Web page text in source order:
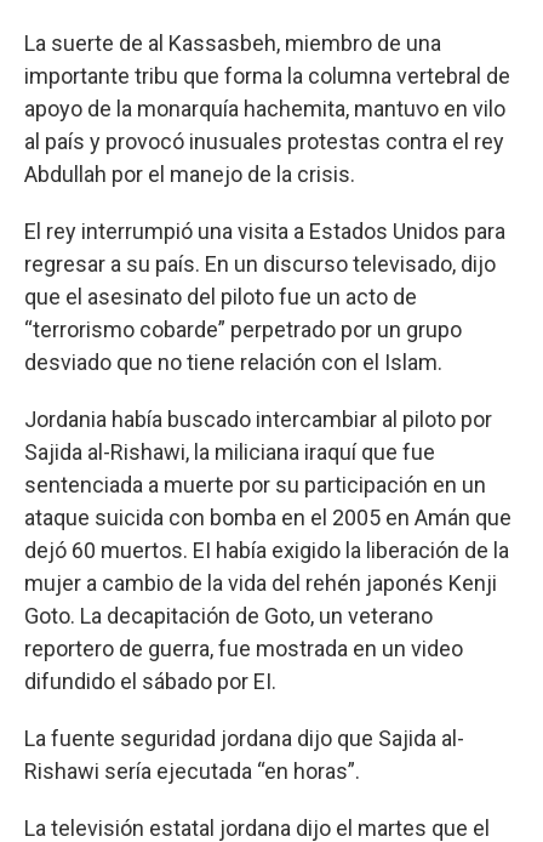
La suerte de al Kassasbeh, miembro de una
importante tribu que forma la columna vertebral de
apoyo de la monarquía hachemita, mantuvo en vilo
al país y provocó inusuales protestas contra el rey
Abdullah por el manejo de la crisis.
El rey interrumpió una visita a Estados Unidos para
regresar a su país. En un discurso televisado, dijo
que el asesinato del piloto fue un acto de
“terrorismo cobarde” perpetrado por un grupo
desviado que no tiene relación con el Islam.
Jordania había buscado intercambiar al piloto por
Sajida al-Rishawi, la miliciana iraquí que fue
sentenciada a muerte por su participación en un
ataque suicida con bomba en el 2005 en Amán que
dejó 60 muertos. EI había exigido la liberación de la
mujer a cambio de la vida del rehén japonés Kenji
Goto. La decapitación de Goto, un veterano
reportero de guerra, fue mostrada en un video
difundido el sábado por EI.
La fuente seguridad jordana dijo que Sajida al-
Rishawi sería ejecutada “en horas”.
La televisión estatal jordana dijo el martes que el